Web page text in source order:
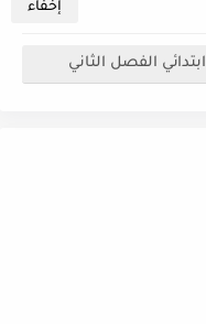
الفصل الثاني